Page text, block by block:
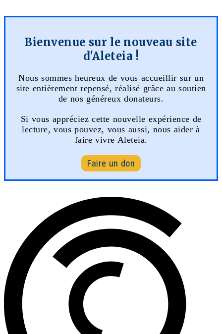
Bienvenue sur le nouveau site
d'Aleteia !
Nous sommes heureux de vous accueillir sur un
site entièrement repensé, réalisé grâce au soutien
de nos généreux donateurs.
Si vous appréciez cette nouvelle expérience de
lecture, vous pouvez, vous aussi, nous aider à
faire vivre Aleteia.
Faire un don